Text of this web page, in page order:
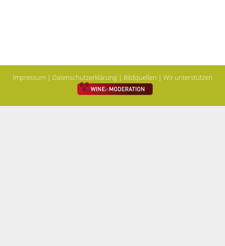
Impressum| Datenschutzerklärung| Bildquellen | Wir unterstützen